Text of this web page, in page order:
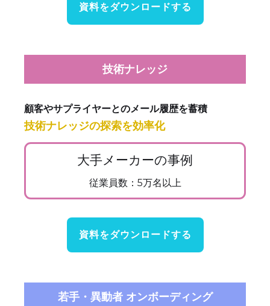
資料をダウンロードする
技術ナレッジ
顧客やサプライヤーとのメール履歴を蓄積
技術ナレッジの探索を効率化
大手メーカーの事例
従業員数：5万名以上
資料をダウンロードする
若手・異動者 オンボーディング